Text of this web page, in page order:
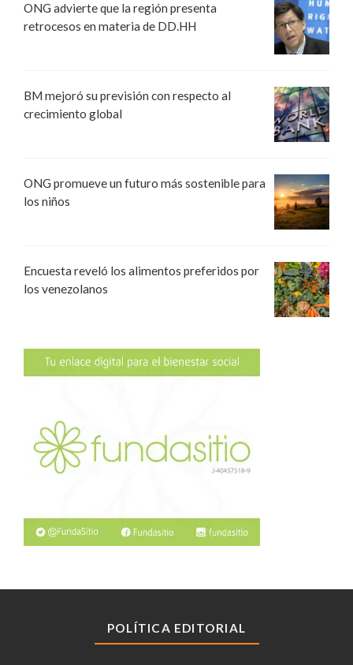
ONG advierte que la región presenta
retrocesos en materia de DD.HH
BM mejoró su previsión con respecto al
crecimiento global
ONG promueve un futuro más sostenible para
los niños
Encuesta reveló los alimentos preferidos por
los venezolanos
POLÍTICA EDITORIAL